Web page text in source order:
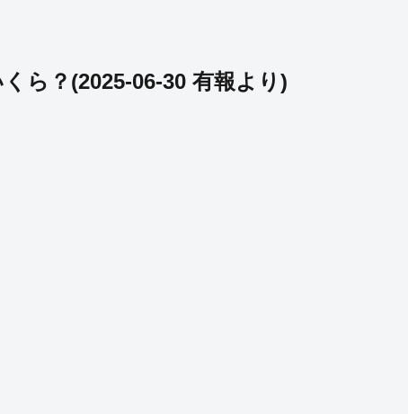
ら？ (2025-06-30 有報より)